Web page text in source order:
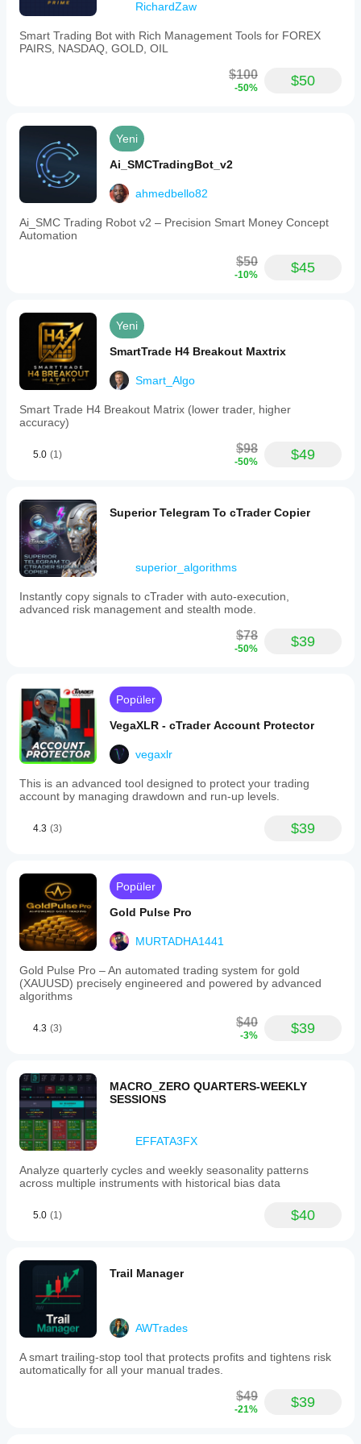
frequency,
and
analysis
methods
are
kalitesine
bağlı olarak
değişebilir.
Botu kendi
gösterdiğini
anlamanıza
yardımcı
RichardZaw
Smart Trading Bot with Rich Management Tools for FOREX
PAIRS, NASDAQ, GOLD, OIL
$100
-50% $50
Yeni
Ai_SMCTradingBot_v2
ahmedbello82
Ai_SMC Trading Robot v2 – Precision Smart Money Concept
Automation
$50
-10% $45
Yeni
SmartTrade H4 Breakout Maxtrix
Smart_Algo
Smart Trade H4 Breakout Matrix (lower trader, higher
accuracy)
5.0 (1) $98
-50% $49
Superior Telegram To cTrader Copier
superior_algorithms
Instantly copy signals to cTrader with auto-execution,
advanced risk management and stealth mode.
$78
-50% $39
Popüler
VegaXLR - cTrader Account Protector
vegaxlr
This is an advanced tool designed to protect your trading
account by managing drawdown and run-up levels.
4.3 (3) $39
Popüler
Gold Pulse Pro
MURTADHA1441
Gold Pulse Pro – An automated trading system for gold
(XAUUSD) precisely engineered and powered by advanced
algorithms
4.3 (3) $40
-3% $39
MACRO_ZERO QUARTERS-WEEKLY
SESSIONS
EFFATA3FX
Analyze quarterly cycles and weekly seasonality patterns
across multiple instruments with historical bias data
5.0 (1) $40
Trail Manager
AWTrades
A smart trailing-stop tool that protects profits and tightens risk
automatically for all your manual trades.
$49
-21% $39